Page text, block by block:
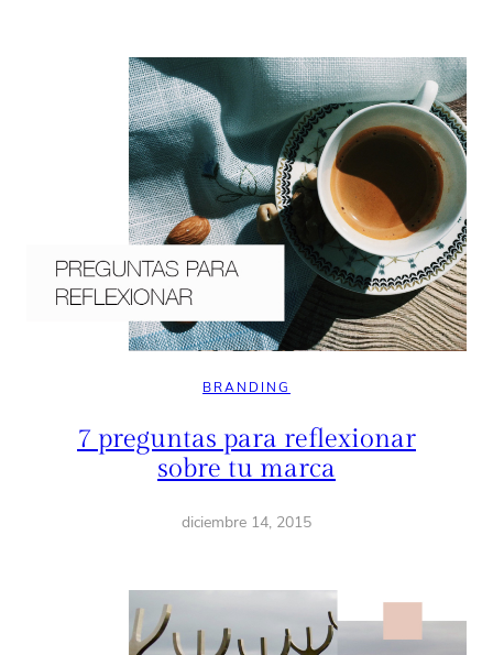
BRANDING
7 preguntas para reflexionar
sobre tu marca
diciembre 14, 2015